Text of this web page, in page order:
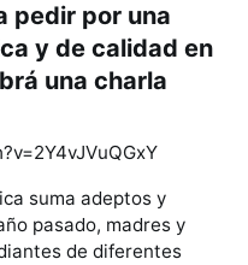
pedir por una
y de calidad en
una charla
suma adeptos y
pasado, madres y
de diferentes